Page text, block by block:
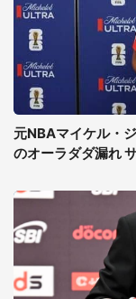
元NBAマイケル・
のオーラダダ漏れ